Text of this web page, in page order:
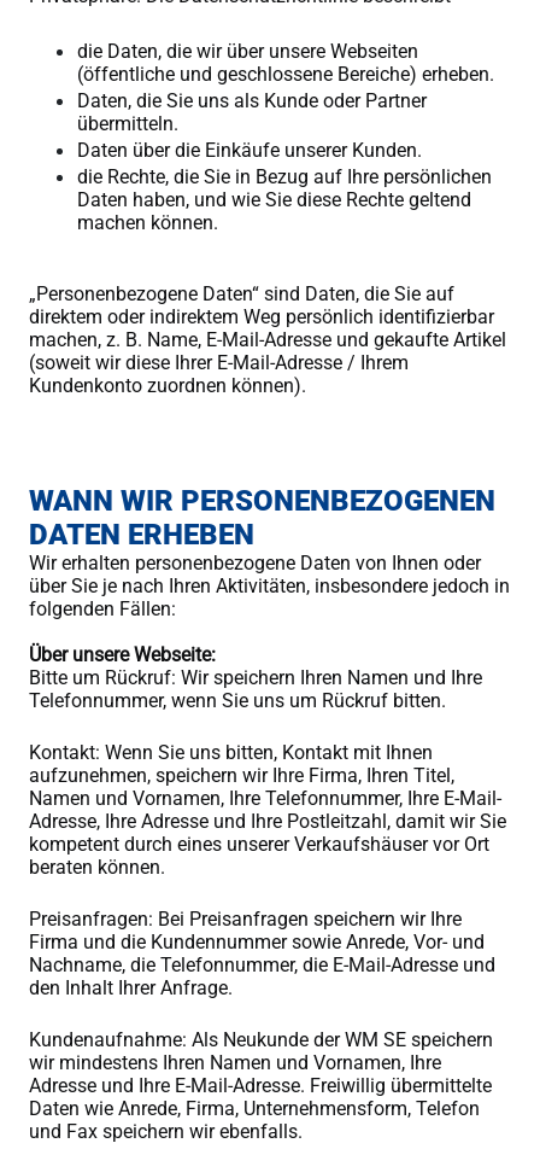
die Daten, die wir über unsere Webseiten
(öffentliche und geschlossene Bereiche) erheben.
Daten, die Sie uns als Kunde oder Partner
übermitteln.
Daten über die Einkäufe unserer Kunden.
die Rechte, die Sie in Bezug auf Ihre persönlichen
Daten haben, und wie Sie diese Rechte geltend
machen können.
„Personenbezogene Daten“ sind Daten, die Sie auf
direktem oder indirektem Weg persönlich identifizierbar
machen, z. B. Name, E-Mail-Adresse und gekaufte Artikel
(soweit wir diese Ihrer E-Mail-Adresse / Ihrem
Kundenkonto zuordnen können).
WANN WIR PERSONENBEZOGENEN
DATEN ERHEBEN
Wir erhalten personenbezogene Daten von Ihnen oder
über Sie je nach Ihren Aktivitäten, insbesondere jedoch in
folgenden Fällen:
Über unsere Webseite:
Bitte um Rückruf: Wir speichern Ihren Namen und Ihre
Telefonnummer, wenn Sie uns um Rückruf bitten.
Kontakt: Wenn Sie uns bitten, Kontakt mit Ihnen
aufzunehmen, speichern wir Ihre Firma, Ihren Titel,
Namen und Vornamen, Ihre Telefonnummer, Ihre E-Mail-
Adresse, Ihre Adresse und Ihre Postleitzahl, damit wir Sie
kompetent durch eines unserer Verkaufshäuser vor Ort
beraten können.
Preisanfragen: Bei Preisanfragen speichern wir Ihre
Firma und die Kundennummer sowie Anrede, Vor- und
Nachname, die Telefonnummer, die E-Mail-Adresse und
den Inhalt Ihrer Anfrage.
Kundenaufnahme: Als Neukunde der WM SE speichern
wir mindestens Ihren Namen und Vornamen, Ihre
Adresse und Ihre E-Mail-Adresse. Freiwillig übermittelte
Daten wie Anrede, Firma, Unternehmensform, Telefon
und Fax speichern wir ebenfalls.